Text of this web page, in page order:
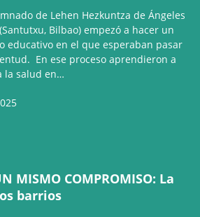
de Lehen Hezkuntza de Ángeles
Bilbao) empezó a hacer un
educativo en el que esperaban pasar
En ese proceso aprendieron a
la salud en…
MISMO COMPROMISO: La
barrios